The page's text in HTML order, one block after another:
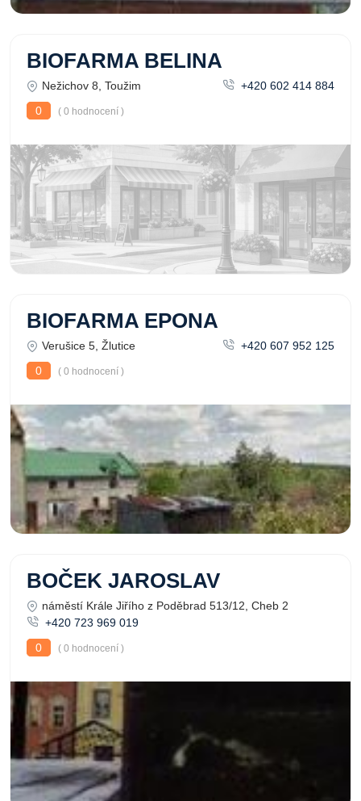
BIOFARMA BELINA
Nežichov 8, Toužim
+420 602 414 884
0
( 0 hodnocení )
BIOFARMA EPONA
Verušice 5, Žlutice
+420 607 952 125
0
( 0 hodnocení )
BOČEK JAROSLAV
náměstí Krále Jiřího z Poděbrad 513/12, Cheb 2
+420 723 969 019
0
( 0 hodnocení )